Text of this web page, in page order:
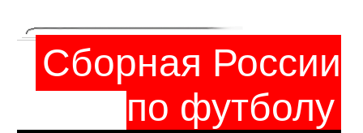
Сборная России
по футболу